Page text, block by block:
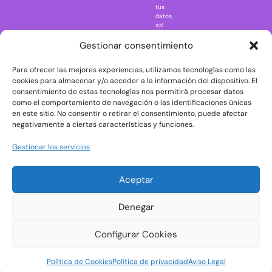
Gestionar consentimiento
Para ofrecer las mejores experiencias, utilizamos tecnologías como las
cookies para almacenar y/o acceder a la información del dispositivo. El
consentimiento de estas tecnologías nos permitirá procesar datos
como el comportamiento de navegación o las identificaciones únicas
en este sitio. No consentir o retirar el consentimiento, puede afectar
negativamente a ciertas características y funciones.
Gestionar los servicios
Aceptar
Denegar
Configurar Cookies
Política de CookiesPolítica de privacidadAviso Legal
Rick and
The Big Bang
Theory
The Blues
Brothers
The
The Shining
Derry
tus
datos,
así
ejercer
consultando
la
información
adicional
y
detallada
sobre